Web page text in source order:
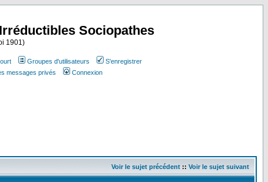
Sociopathes
1901)
Groupes d'utilisateurs
S'enregistrer
messages privés Connexion
Voir le sujet précédent :: Voir le sujet suivant